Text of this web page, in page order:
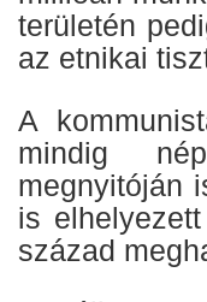
területén
az etnikai
A
mindig
megnyitóján
is
század